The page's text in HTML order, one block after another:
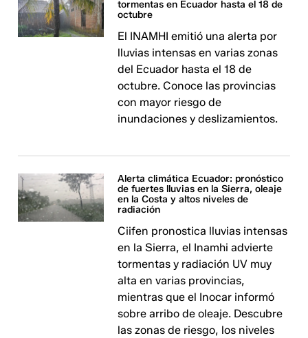
tormentas en Ecuador hasta el 18 de
octubre
El INAMHI emitió una alerta por
lluvias intensas en varias zonas
del Ecuador hasta el 18 de
octubre. Conoce las provincias
con mayor riesgo de
inundaciones y deslizamientos.
Alerta climática Ecuador: pronóstico
de fuertes lluvias en la Sierra, oleaje
en la Costa y altos niveles de
radiación
Ciifen pronostica lluvias intensas
en la Sierra, el Inamhi advierte
tormentas y radiación UV muy
alta en varias provincias,
mientras que el Inocar informó
sobre arribo de oleaje. Descubre
las zonas de riesgo, los niveles